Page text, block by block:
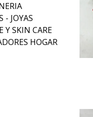
- JOYAS
Y SKIN CARE
HOGAR